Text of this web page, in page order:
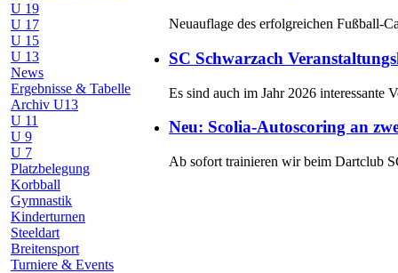
U 19
U 17
U 15
U 13
News
Ergebnisse & Tabelle
Archiv U13
U 11
U 9
U 7
Platzbelegung
Korbball
Gymnastik
Kinderturnen
Steeldart
Breitensport
Turniere & Events
Neuauflage des erfolgreichen Fußball-
SC Schwarzach
Es sind auch im Jahr 2026 interessante
Neu: Scolia-Autoscoring an
Ab sofort trainieren wir beim Dartclub